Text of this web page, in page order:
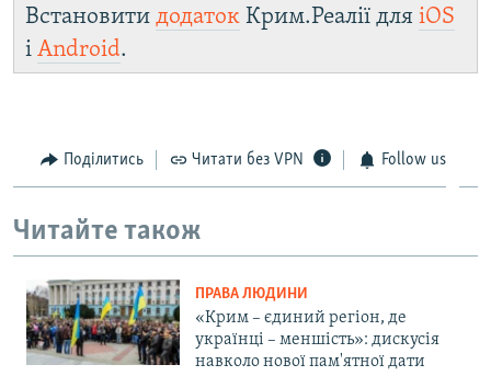
Встановити додаток Крим.Реалії для iOS
і Android.
Поділитись Читати без VPN Follow us
Читайте також
ПРАВА ЛЮДИНИ
«Крим – єдиний регіон, де
українці – меншість»: дискусія
навколо нової пам'ятної дати